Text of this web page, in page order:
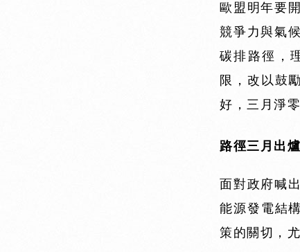
歐盟明年要
競爭力與氣
碳排路徑，
限，改以鼓
好，三月淨
路徑三月出
面對政府喊
能源發電結
策的關切，